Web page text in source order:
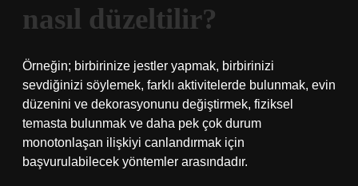
nasıl düzeltilir?
Örneğin; birbirinize jestler yapmak, birbirinizi
sevdiğinizi söylemek, farklı aktivitelerde bulunmak, evin
düzenini ve dekorasyonunu değiştirmek, fiziksel
temasta bulunmak ve daha pek çok durum
monotonlaşan ilişkiyi canlandırmak için
başvurulabilecek yöntemler arasındadır.